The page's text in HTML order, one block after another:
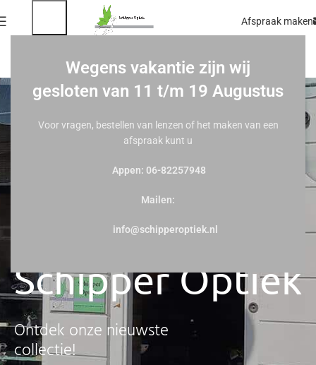
Wegens vakantie zijn wij
gesloten van 11 t/m 19 Augustus
Voor vragen, bestellen van lenzen of het maken van een
afspraak kunt u
Appen: 06-82257948
Mailen:
info@schipperoptiek.nl
Afspraak maken
Welkom Bij
Schipper Optiek
Ontdek onze nieuwste
collectie!